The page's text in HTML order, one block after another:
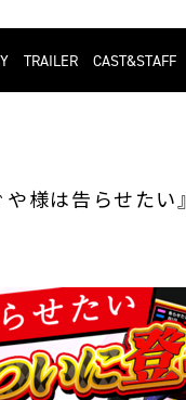
TRAILER CAST&STAFF
や様は告らせた